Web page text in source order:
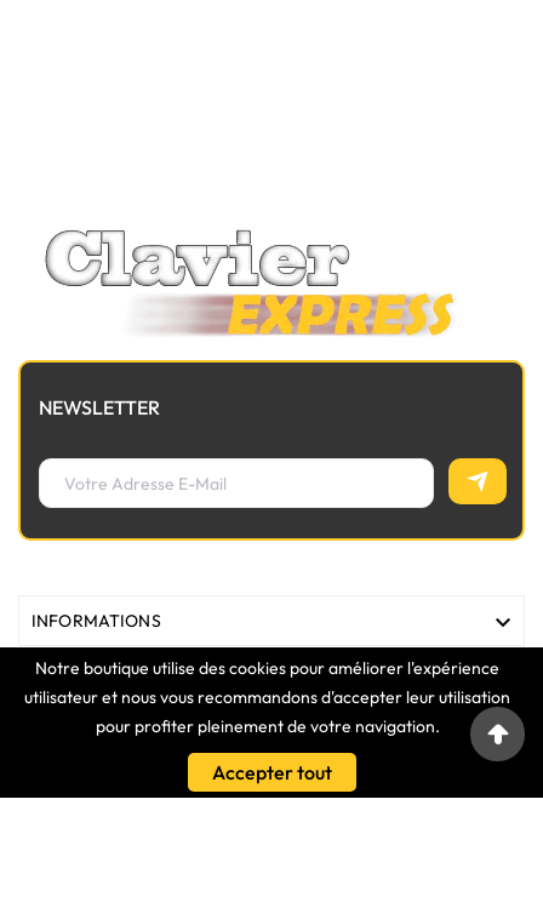
Notre boutique utilise des cookies pour améliorer l'expérience
utilisateur et nous vous recommandons d'accepter leur utilisation
pour profiter pleinement de votre navigation.
Accepter tout
NEWSLETTER
INFORMATIONS 

